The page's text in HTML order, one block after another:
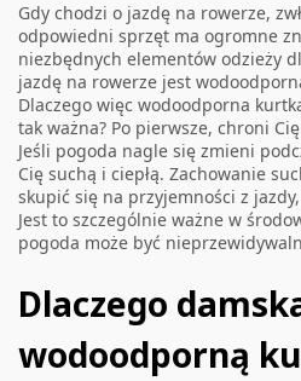
Gdy chodzi o jazdę na rowerze,
odpowiedni sprzęt ma ogromne
niezbędnych elementów odzieży
jazdę na rowerze jest
Dlaczego więc wodoodporna
tak ważna? Po pierwsze, chroni
Jeśli pogoda nagle się zmieni
Cię suchą i ciepłą. Zachowanie
skupić się na przyjemności z
Jest to szczególnie ważne w
pogoda może być
Dlaczego
wodoodporną